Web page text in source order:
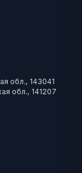
обл., 143041
обл., 141207